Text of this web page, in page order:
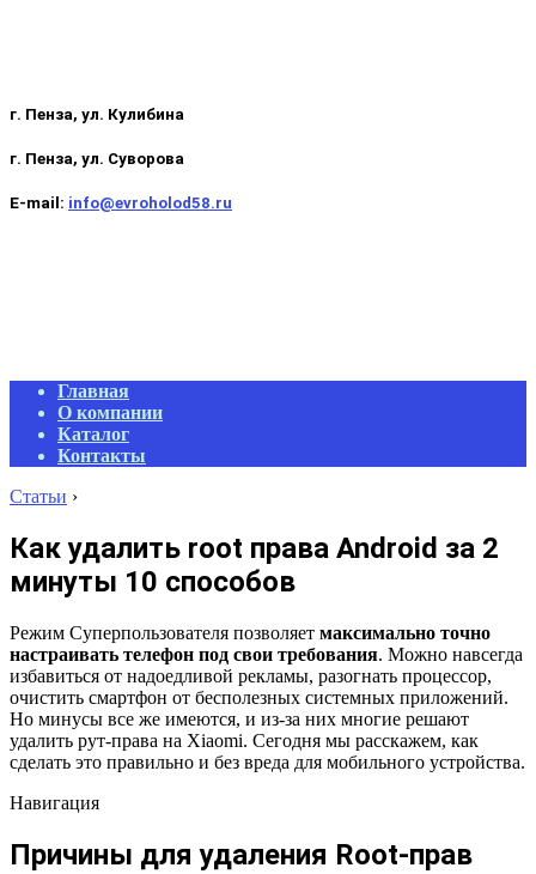
г. Пенза, ул. Кулибина
г. Пенза, ул. Суворова
E-mail: info@evroholod58.ru
Primary
Navigation
Menu
Главная
О компании
Каталог
Контакты
Статьи ›
Как удалить root права Android за 2
минуты 10 способов
Режим Суперпользователя позволяет максимально точно
настраивать телефон под свои требования. Можно навсегда
избавиться от надоедливой рекламы, разогнать процессор,
очистить смартфон от бесполезных системных приложений.
Но минусы все же имеются, и из-за них многие решают
удалить рут-права на Xiaomi. Сегодня мы расскажем, как
сделать это правильно и без вреда для мобильного устройства.
Навигация
Причины для удаления Root-прав